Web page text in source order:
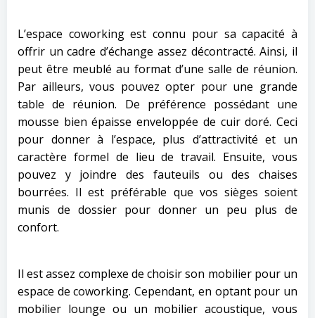
L’espace coworking est connu pour sa capacité à
offrir un cadre d’échange assez décontracté. Ainsi, il
peut être meublé au format d’une salle de réunion.
Par ailleurs, vous pouvez opter pour une grande
table de réunion. De préférence possédant une
mousse bien épaisse enveloppée de cuir doré. Ceci
pour donner à l’espace, plus d’attractivité et un
caractère formel de lieu de travail. Ensuite, vous
pouvez y joindre des fauteuils ou des chaises
bourrées. Il est préférable que vos sièges soient
munis de dossier pour donner un peu plus de
confort.
Il est assez complexe de choisir son mobilier pour un
espace de coworking. Cependant, en optant pour un
mobilier lounge ou un mobilier acoustique, vous